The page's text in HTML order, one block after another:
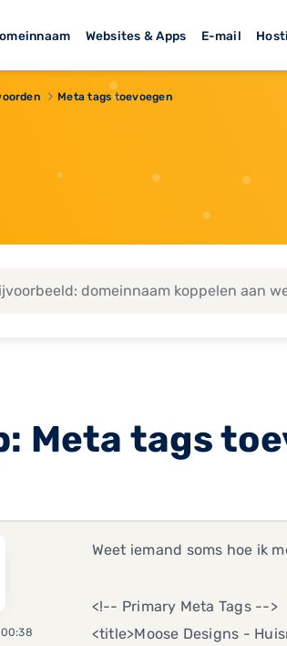
Websites & Apps E-mail
Meta tags toevoegen
Meta tags
Weet iemand soms hoe ik
<!-- Primary Meta Tags -->
<title>Moose Designs -